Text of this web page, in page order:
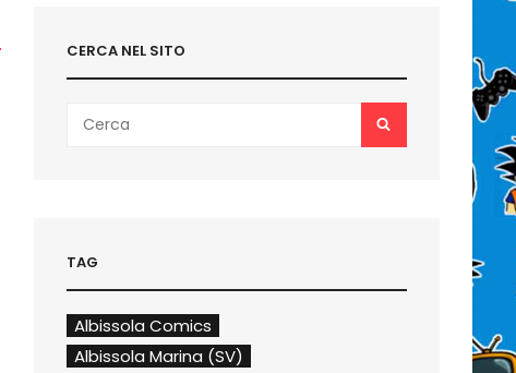
CERCA NEL SITO
for:
TAG
Albissola Comics
Albissola Marina (SV)